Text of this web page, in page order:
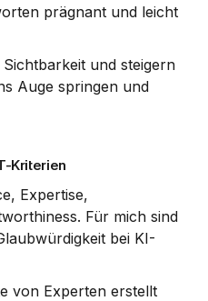
prägnant und leicht
und steigern
Auge springen und
Kriterien
Expertise,
Für mich sind
bei KI-
von Experten erstellt